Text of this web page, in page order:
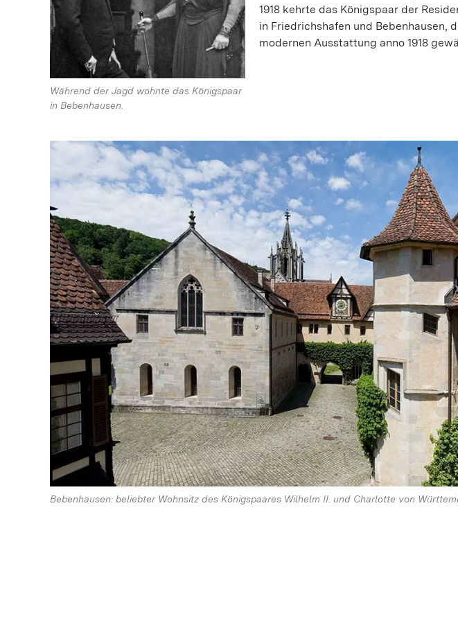
Während der Jagd wohnte das Königspaar
in Bebenhausen.
1918 kehrte das Königspaar der
in Friedrichshafen und Bebenhausen,
modernen Ausstattung anno 1918
Bebenhausen: beliebter Wohnsitz des Königspaares Wilhelm II. und Charlotte von